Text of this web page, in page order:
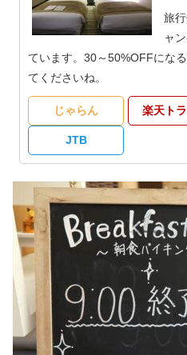
旅
ャ
ています。30～50%OFFにな
てくださいね。
じゃらん 楽天ト
JTB